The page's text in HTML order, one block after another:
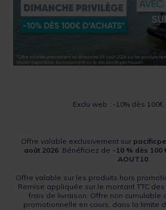
Exclu web : -10% dès
Offre valable exclusivement sur
août 2026. Bénéficiez de -10 % dès 100
AOUT10.
Offre valable sur les produits hors
Remise appliquée sur le montant TTC
frais de livraison. Offre non cumulable
promotionnelle en cours, dans la limite